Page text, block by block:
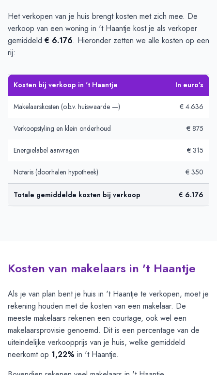
Het verkopen van je huis brengt kosten met zich mee. De
verkoop van een woning in 't Haantje kost je als verkoper
gemiddeld € 6.176. Hieronder zetten we alle kosten op een
rij:
Kosten bij verkoop in 't Haantje In euro’s
Makelaarskosten (o.b.v. huiswaarde —) € 4.636
Verkoopstyling en klein onderhoud € 875
Energielabel aanvragen € 315
Notaris (doorhalen hypotheek) € 350
Totale gemiddelde kosten bij verkoop € 6.176
Kosten van makelaars in 't Haantje
Als je van plan bent je huis in 't Haantje te verkopen, moet je
rekening houden met de kosten van een makelaar. De
meeste makelaars rekenen een courtage, ook wel een
makelaarsprovisie genoemd. Dit is een percentage van de
uiteindelijke verkoopprijs van je huis, welke gemiddeld
neerkomt op 1,22% in 't Haantje.